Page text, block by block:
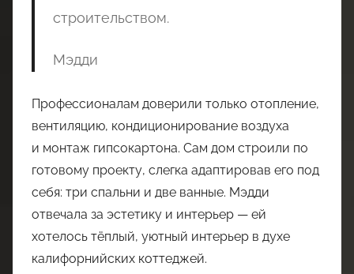
строительством.
Мэдди
Профессионалам доверили только отопление,
вентиляцию, кондиционирование воздуха
и монтаж гипсокартона. Сам дом строили по
готовому проекту, слегка адаптировав его под
себя: три спальни и две ванные. Мэдди
отвечала за эстетику и интерьер — ей
хотелось тёплый, уютный интерьер в духе
калифорнийских коттеджей.